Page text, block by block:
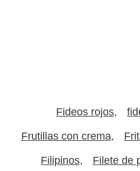
Fideos rojos
Frutillas con crema
Filipinos Filete de